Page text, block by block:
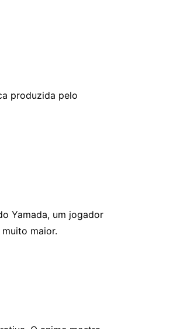
produzida pelo
Yamada, um jogador
maior.